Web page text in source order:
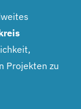
Projekten zu